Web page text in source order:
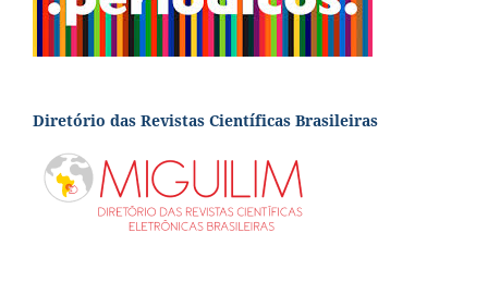
Diretório das Revistas Científicas Brasileiras